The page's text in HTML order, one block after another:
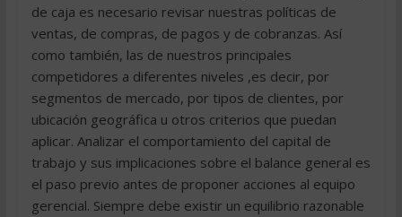
de caja es necesario revisar nuestras políticas de
ventas, de compras, de pagos y de cobranzas. Así
como también, las de nuestros principales
competidores a diferentes niveles ,es decir, por
segmentos de mercado, por tipos de clientes, por
ubicación geográfica u otros criterios que puedan
aplicar. Analizar el comportamiento del capital de
trabajo y sus implicaciones sobre el balance general es
el paso previo antes de proponer acciones al equipo
gerencial. Siempre debe existir un equilibrio razonable